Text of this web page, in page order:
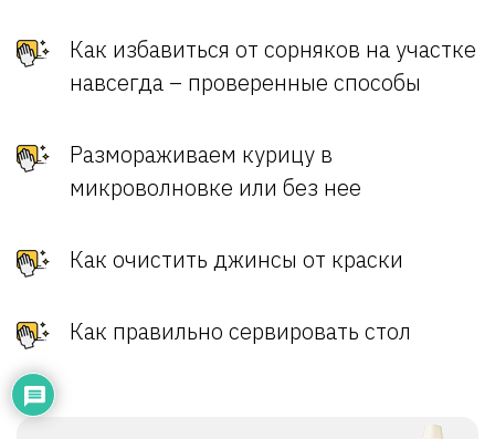
Как избавиться от сорняков на участке
навсегда – проверенные способы
Размораживаем курицу в
микроволновке или без нее
Как очистить джинсы от краски
Как правильно сервировать стол